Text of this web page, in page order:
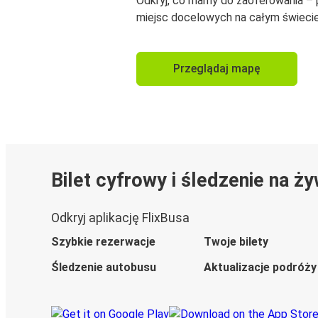
miejsc docelowych na całym
Przeglądaj mapę
Bilet cyfrowy i śledzenie na
Odkryj aplikację FlixBusa
Szybkie rezerwacje
Twoje bilety
Śledzenie autobusu
Aktualizacje podróży